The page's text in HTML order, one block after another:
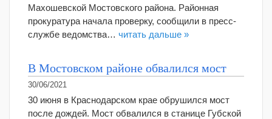
Махошевской Мостовского района. Районная
прокуратура начала проверку, сообщили в пресс-
службе ведомства… читать дальше »
В Мостовском районе обвалился мост
30/06/2021
30 июня в Краснодарском крае обрушился мост
после дождей. Мост обвалился в станице Губской